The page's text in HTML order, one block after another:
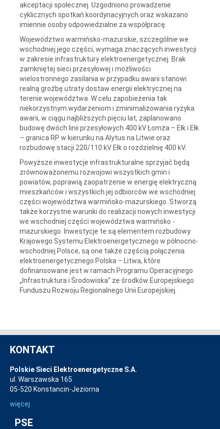
akceptacji społecznej. Uzgodniono prowadzenie
cyklicznych spotkań koordynacyjnych oraz wskazano
imiennie osoby odpowiedzialne za współpracę.
Województwo warmińsko-mazurskie, szczególnie we
wschodniej jego części, wymaga znaczących inwestycji
w zakresie infrastruktury elektroenergetycznej. Brak
zamkniętej sieci przesyłowej i możliwości
wielostronnego zasilania w przypadku awarii stanowi
realną groźbę utraty dostaw energii elektrycznej na
terenie województwa. W celu zapobieżenia tak
niekorzystnym wydarzeniom i zminimalizowania ryzyka
awarii, w ciągu najbliższych pięciu lat, zaplanowano
budowę dwóch linii przesyłowych 400 kV Łomża – Ełk i Ełk
– granica RP w kierunku na Alytus na Litwie oraz
rozbudowę stacji 220/110 kV Ełk o rozdzielnię 400 kV.
Powyższe inwestycje infrastrukturalne sprzyjać będą
zrównoważonemu rozwojowi wszystkich gmin i
powiatów, poprawią zaopatrzenie w energię elektryczną
mieszkańców i wszystkich jej odbiorców we wschodniej
części województwa warmińsko-mazurskiego. Stworzą
także korzystne warunki do realizacji nowych inwestycji
we wschodniej części województwa warmińsko -
mazurskiego. Inwestycje te są elementem rozbudowy
Krajowego Systemu Elektroenergetycznego w północno-
wschodniej Polsce, są one także częścią połączenia
elektroenergetycznego Polska – Litwa, które
dofinansowane jest w ramach Programu Operacyjnego
„Infrastruktura i Środowiska” ze środków Europejskiego
Funduszu Rozwoju Regionalnego Unii Europejskiej.
KONTAKT
Polskie Sieci Elektroenergetyczne S.A.
ul. Warszawska 165
05-520 Konstancin-Jeziorna
więcej
PSE